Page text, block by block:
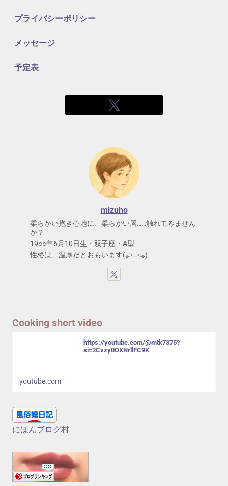
プライバシーポリシー
メッセージ
予定表
mizuho
柔らかい抱き心地に、柔らかい唇……触れてみません
か？
19○○年6月10日生・双子座・A型
性格は、温厚だとおもいます(⁎˃ᴗ˂⁎)
Cooking short video
https://youtube.com/@mtk7375?
si=2Cvzy0OXNrllFC9K
youtube.com
にほんブログ村